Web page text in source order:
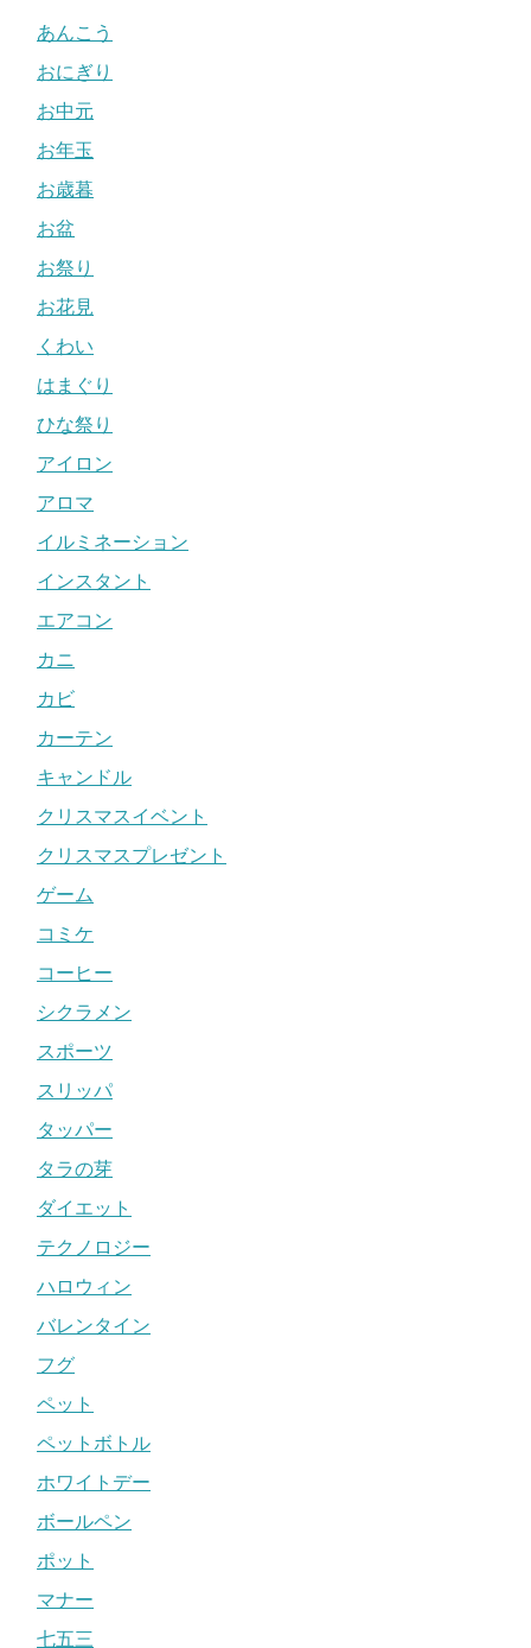
あんこう
おにぎり
お中元
お年玉
お歳暮
お盆
お祭り
お花見
くわい
はまぐり
ひな祭り
アイロン
アロマ
イルミネーション
インスタント
エアコン
カニ
カビ
カーテン
キャンドル
クリスマスイベント
クリスマスプレゼント
ゲーム
コミケ
コーヒー
シクラメン
スポーツ
スリッパ
タッパー
タラの芽
ダイエット
テクノロジー
ハロウィン
バレンタイン
フグ
ペット
ペットボトル
ホワイトデー
ボールペン
ポット
マナー
七五三